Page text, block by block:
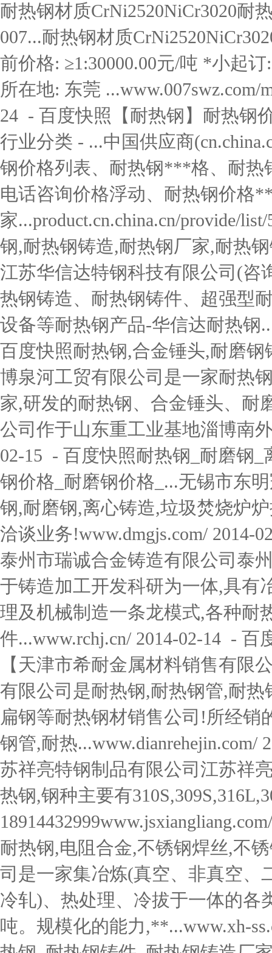
耐热钢材质CrNi2520NiCr3020耐
007...耐热钢材质
前价格: ≥1:30000.00元/吨 *小起
所在地: 东莞 ...www.007swz.com/
24 - 百度快照【耐热钢】耐热钢
行业分类 - ...中国供应商
钢价格列表、耐热钢***格、耐
电话咨询价格浮动、耐热钢价格
家...product.cn.china.cn/provide/
钢,耐热钢铸造,耐热钢厂家,耐热
江苏华信达特钢科技有限公司(咨
热钢铸造、耐热钢铸件、超强型
设备等耐热钢产品-华信达耐热钢
百度快照耐热钢,合金锤头,耐磨
博泉河工贸有限公司是一家耐热
家,研发的耐热钢、合金锤头、耐
公司作于山东重工业基地淄博南
02-15 - 百度快照耐热钢_耐磨钢
钢价格_耐磨钢价格_...无锡市东
钢,耐磨钢,离心铸造,垃圾焚烧炉
洽谈业务!www.dmgjs.com/ 2014-
泰州市瑞诚合金铸造有限公司泰
于铸造加工开发科研为一体,具有
理及机械制造一条龙模式,各种耐
件...www.rchj.cn/ 2014-02-14 -
【天津市希耐金属材料销售有限
有限公司是耐热钢,耐热钢管,耐
扁钢等耐热钢材销售公司!所经销
钢管,耐热
苏祥亮特钢制品有限公司江苏祥
热钢,钢种主要有
耐热钢,电阻合金,不锈钢焊丝,不
司是一家集冶炼(真空、非真空、
冷轧)、热处理、冷拔于一体的各
吨。规模化的能力,**...www.xh-